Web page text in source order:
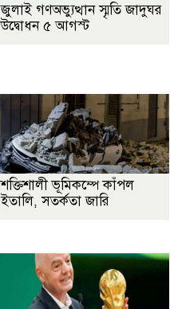
জুলাই গণঅভ্যুত্থান স্মৃতি জাদুঘর
উদ্বোধন ৫ আগস্ট
শক্তিশালী ভূমিকম্পে কাঁপল
ইতালি, সতর্কতা জারি